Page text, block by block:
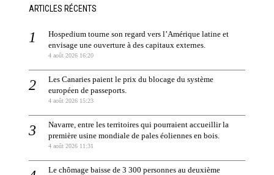
ARTICLES RÉCENTS
Hospedium tourne son regard vers l’Amérique latine et
envisage une ouverture à des capitaux externes.
4 août 2026 16:20
Les Canaries paient le prix du blocage du système
européen de passeports.
4 août 2026 15:23
Navarre, entre les territoires qui pourraient accueillir la
première usine mondiale de pales éoliennes en bois.
4 août 2026 11:31
Le chômage baisse de 3 300 personnes au deuxième